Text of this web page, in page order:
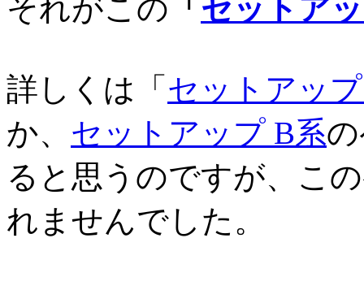
それがこの 「 セットア
詳しくは「 セットアッ
か、 セットアップ B系
ると思うのですが、こ
れませんでした。